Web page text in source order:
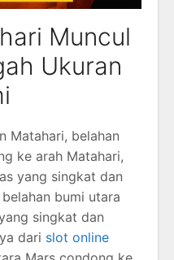
Muncul
Ukuran
Matahari, belahan
ke arah Matahari,
yang singkat dan
bumi utara
singkat dan
dari slot online